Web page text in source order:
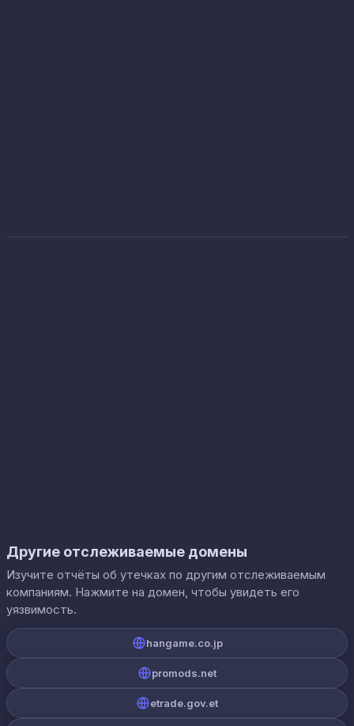
Другие отслеживаемые домены
Изучите отчёты об утечках по другим отслеживаемым
компаниям. Нажмите на домен, чтобы увидеть его
уязвимость.
hangame.co.jp
promods.net
etrade.gov.et